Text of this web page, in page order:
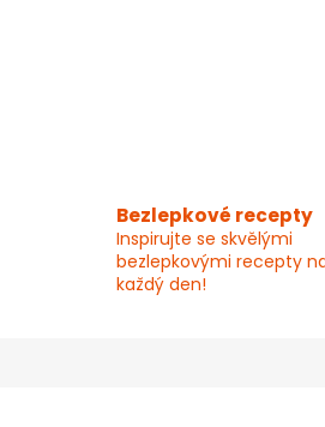
Bezlepkové recepty
Inspirujte se skvělými
bezlepkovými recepty
každý den!